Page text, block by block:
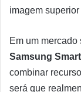
imagem
Em um
Samsung
combinar
será que